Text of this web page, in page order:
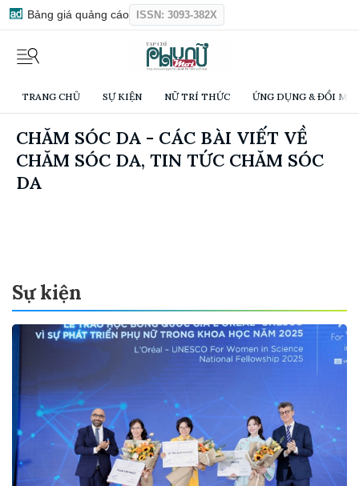
Bảng giá quảng cáo ISSN: 3093-382X
TRANG CHỦ SỰ KIỆN NỮ TRÍ THỨC ỨNG DỤNG & ĐỔI
CHĂM SÓC DA - CÁC BÀI VIẾT VỀ
CHĂM SÓC DA, TIN TỨC CHĂM SÓC
DA
Sự kiện